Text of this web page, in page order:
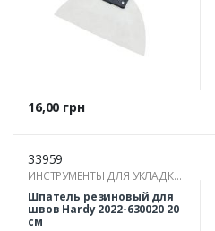
Цена
16,00 грн
33959
ИНСТРУМЕНТЫ ДЛЯ УКЛАДКИ
ПЛИТКИ
Шпатель резиновый для
швов Hardy 2022-630020 20
см